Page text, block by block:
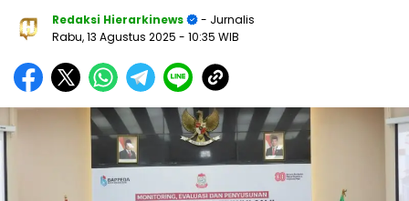
Redaksi Hierarkinews
- Jurnalis
Rabu, 13 Agustus 2025 - 10:35 WIB